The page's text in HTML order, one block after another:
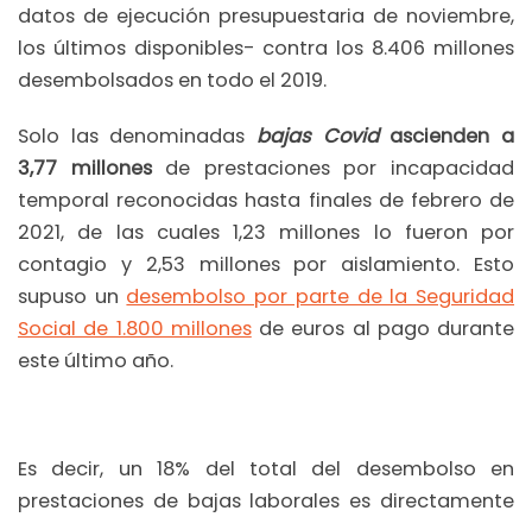
datos de ejecución presupuestaria de noviembre,
los últimos disponibles- contra los 8.406 millones
desembolsados en todo el 2019.
Solo las denominadas bajas Covidascienden a
3,77 millonesde prestaciones por incapacidad
temporal reconocidas hasta finales de febrero de
2021, de las cuales 1,23 millones lo fueron por
contagio y 2,53 millones por aislamiento. Esto
supuso un desembolso por parte de la Seguridad
Social de 1.800 millonesde euros al pago durante
este último año.
Es decir, un 18% del total del desembolso en
prestaciones de bajas laborales es directamente